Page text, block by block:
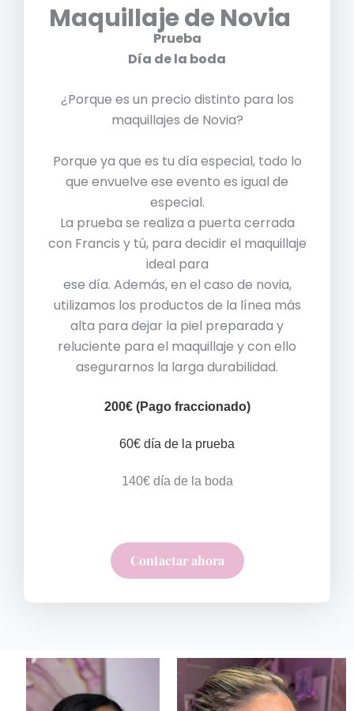
Maquillaje de Novia
Prueba
Día de la boda
¿Porque es un precio distinto para los
maquillajes de Novia?
Porque ya que es tu día especial, todo lo
que envuelve ese evento es igual de
especial.
La prueba se realiza a puerta cerrada
con Francis y tú, para decidir el maquillaje
ideal para
ese día. Además, en el caso de novia,
utilizamos los productos de la línea más
alta para dejar la piel preparada y
reluciente para el maquillaje y con ello
asegurarnos la larga durabilidad.
200€ (Pago fraccionado)
60€ día de la prueba
140€ día de la boda
Contactar ahora